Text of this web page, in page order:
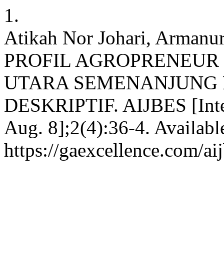
1.
Atikah Nor Johari,
PROFIL
UTARA
DESKRIPTIF. AIJBES
Aug. 8];2(4):36-4.
https://gaexcellence.com/